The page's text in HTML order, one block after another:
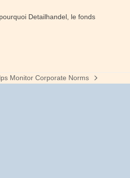
Detailhandel, le fonds
Monitor Corporate Norms